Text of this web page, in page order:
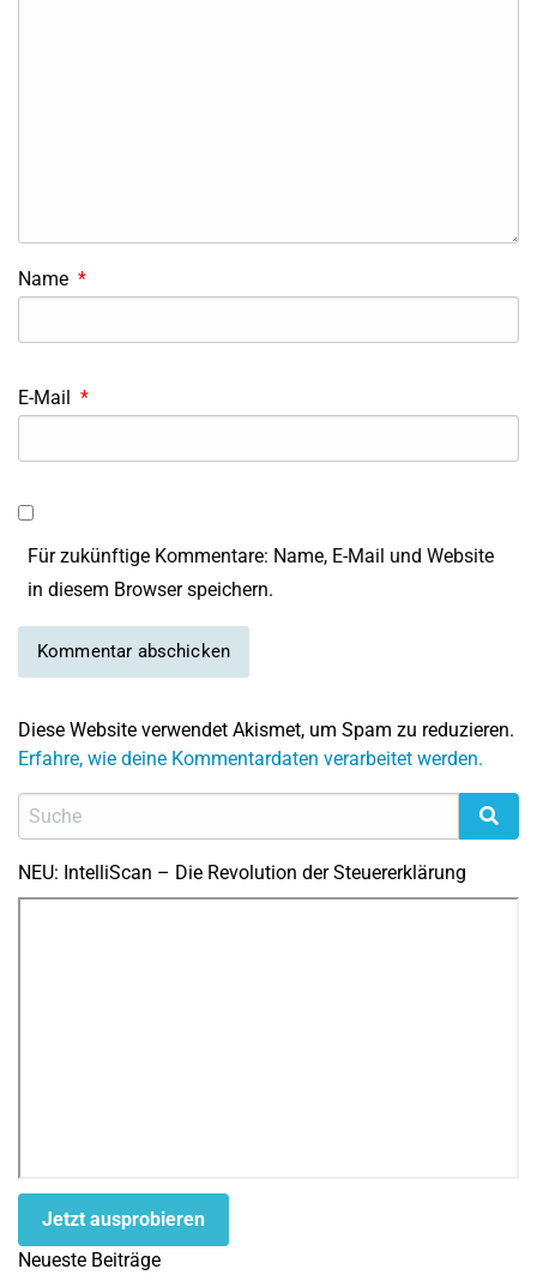
Name *
E-Mail *
Für zukünftige Kommentare: Name, E-Mail und Website
in diesem Browser speichern.
Diese Website verwendet Akismet, um Spam zu reduzieren.
Erfahre, wie deine Kommentardaten verarbeitet werden.
NEU: IntelliScan – Die Revolution der Steuererklärung
Jetzt ausprobieren
Neueste Beiträge